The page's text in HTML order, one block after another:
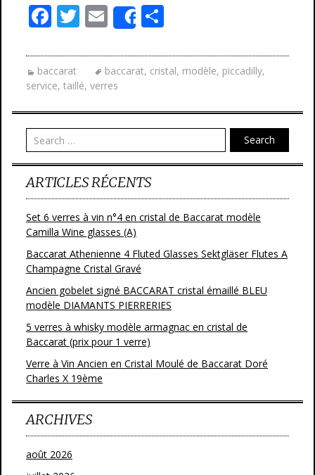
F
e
b
o
o
k
T
itt
er
E
m
ai
l
Share
ta
g
er
baccarat baccarat, cristal, modèle, piccadilly,
service, taillé, verres
Search
ARTICLES RÉCENTS
Set 6 verres à vin n°4 en cristal de Baccarat modèle
Camilla Wine glasses (A)
Baccarat Athenienne 4 Fluted Glasses Sektgläser Flutes A
Champagne Cristal Gravé
Ancien gobelet signé BACCARAT cristal émaillé BLEU
modèle DIAMANTS PIERRERIES
5 verres à whisky modèle armagnac en cristal de
Baccarat (prix pour 1 verre)
Verre à Vin Ancien en Cristal Moulé de Baccarat Doré
Charles X 19ème
ARCHIVES
août 2026